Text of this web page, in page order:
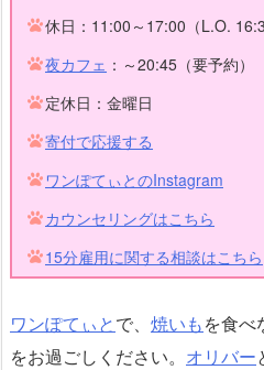
休日：11:00～17:00（L.O.
夜カフェ ：～20:45（要予約）
定休日：金曜日
寄付で応援する
ワンぽてぃとのInstagram
カウンセリングはこちら
15分雇用に関する相談はこちら
ワンぽてぃとで、 焼いもを食べ
をお過ごしください。 オリバー